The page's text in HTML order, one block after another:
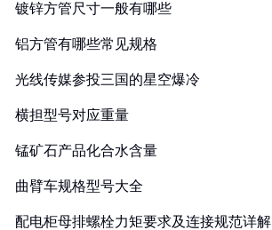
镀锌方管尺寸一般有哪些
铝方管有哪些常见规格
光线传媒参投三国的星空爆冷
横担型号对应重量
锰矿石产品化合水含量
曲臂车规格型号大全
配电柜母排螺栓力矩要求及连接规范详解